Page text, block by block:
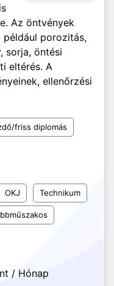
Az öntvények
például porozitás,
sorja, öntési
eltérés. A
ellenőrzési
friss diplomás
OKJ Technikum
/ Hónap